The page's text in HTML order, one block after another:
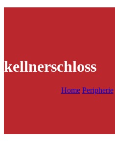
kellnerschloss
Home Peripherie